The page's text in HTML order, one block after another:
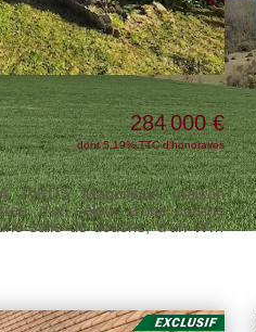
284 000 €
dont 5.19% TTC d'honoraires
maison
d'un séjour, d'une cuisine
salle de douche, d'un WC,